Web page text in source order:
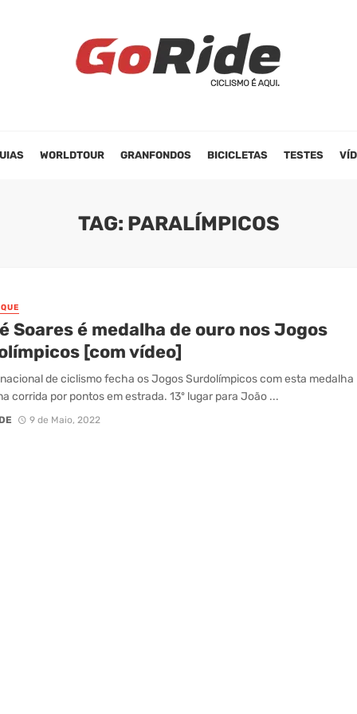
WORLDTOUR GRANFONDOS BICICLETAS TESTES
TAG: PARALÍMPICOS
Soares é medalha de ouro nos Jogos
[com vídeo]
de ciclismo fecha os Jogos Surdolímpicos com esta medalha
corrida por pontos em estrada. 13º lugar para João ...
9 de Maio, 2022